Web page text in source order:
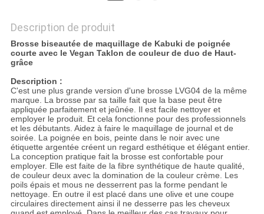
Description de produit
Brosse biseautée de maquillage de Kabuki de poignée
courte avec le Vegan Taklon de couleur de duo de Haut-
grâce
Description :
C'est une plus grande version d'une brosse LVG04 de la même
marque. La brosse par sa taille fait que la base peut être
appliquée parfaitement et jeûnée. Il est facile nettoyer et
employer le produit. Et cela fonctionne pour des professionnels
et les débutants. Aidez à faire le maquillage de journal et de
soirée. La poignée en bois, peinte dans le noir avec une
étiquette argentée créent un regard esthétique et élégant entier.
La conception pratique fait la brosse est confortable pour
employer. Elle est faite de la fibre synthétique de haute qualité,
de couleur deux avec la domination de la couleur crème. Les
poils épais et mous ne desserrent pas la forme pendant le
nettoyage. En outre il est placé dans une olive et une coupe
circulaires directement ainsi il ne desserre pas les cheveux